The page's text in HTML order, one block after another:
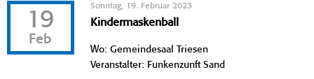
19
Feb
Sonntag, 19. Februar 2023
Kindermaskenball
Wo: Gemeindesaal Triesen
Veranstalter: Funkenzunft Sand